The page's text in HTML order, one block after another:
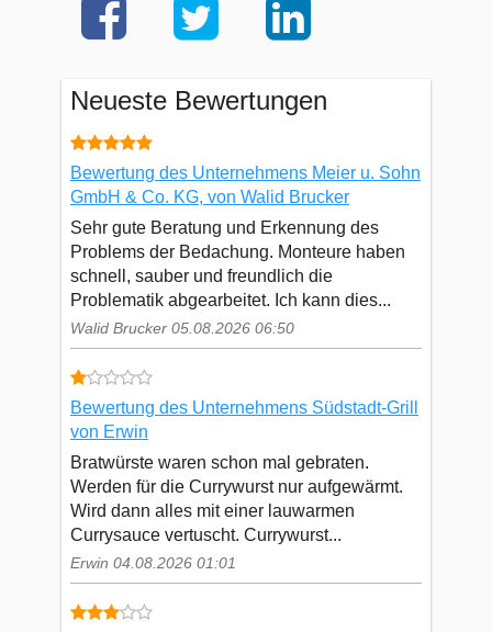
Neueste Bewertungen
Bewertung des Unternehmens Meier u. Sohn
GmbH & Co. KG, von Walid Brucker
Sehr gute Beratung und Erkennung des
Problems der Bedachung. Monteure haben
schnell, sauber und freundlich die
Problematik abgearbeitet. Ich kann dies...
Walid Brucker 05.08.2026 06:50
Bewertung des Unternehmens Südstadt-Grill
von Erwin
Bratwürste waren schon mal gebraten.
Werden für die Currywurst nur aufgewärmt.
Wird dann alles mit einer lauwarmen
Currysauce vertuscht. Currywurst...
Erwin 04.08.2026 01:01